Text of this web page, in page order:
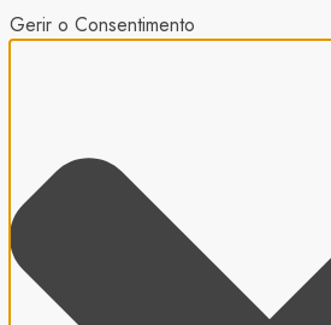
Gerir o Consentimento